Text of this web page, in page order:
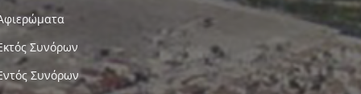
Συνόρων
Συνόρων